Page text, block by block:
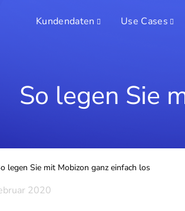
Kundendaten Use Cases
legen Sie mit Mobizon ganz einfach los
So legen Sie
2020